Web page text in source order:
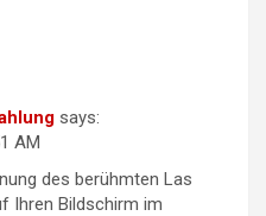
says:
AM
des berühmten Las
Ihren Bildschirm im